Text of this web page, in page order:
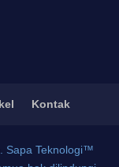
Kontak
. Sapa Teknologi™